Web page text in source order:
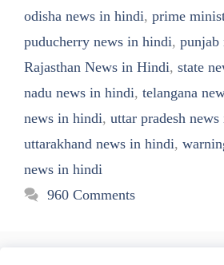
odisha news in hindi, prime
puducherry news in hindi, punjab
Rajasthan News in Hindi, state
nadu news in hindi, telangana
news in hindi, uttar pradesh
uttarakhand news in hindi,
news in hindi
960 Comments